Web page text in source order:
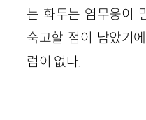
는 화두는 염무웅이
숙고할 점이 남았기
럼이 없다.